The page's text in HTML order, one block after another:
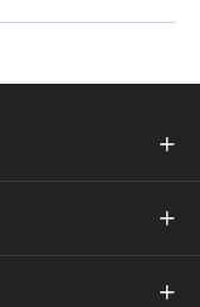


